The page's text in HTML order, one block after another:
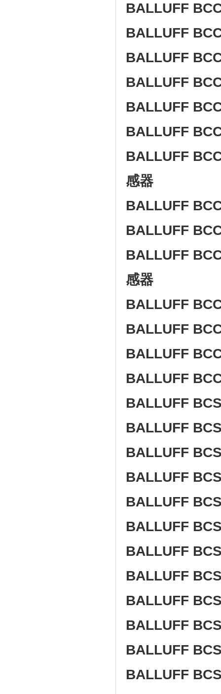
BALLUFF
BALLUFF
BALLUFF
BALLUFF
BALLUFF
BALLUFF
BALLUFF
感器
BALLUFF
BALLUFF
BALLUFF
感器
BALLUFF
BALLUFF
BALLUFF
BALLUFF
BALLUFF
BALLUFF
BALLUFF
BALLUFF
BALLUFF
BALLUFF
BALLUFF
BALLUFF
BALLUFF
BALLUFF
BALLUFF
BALLUFF